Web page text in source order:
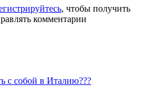
, чтобы получить
комментарии
с собой в Италию???